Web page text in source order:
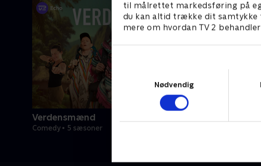
til målrettet markedsføring på
du kan altid trække dit samtykke
mere om hvordan TV 2
Nødvendig
Verdensmænd
Comedy • 5 sæsoner